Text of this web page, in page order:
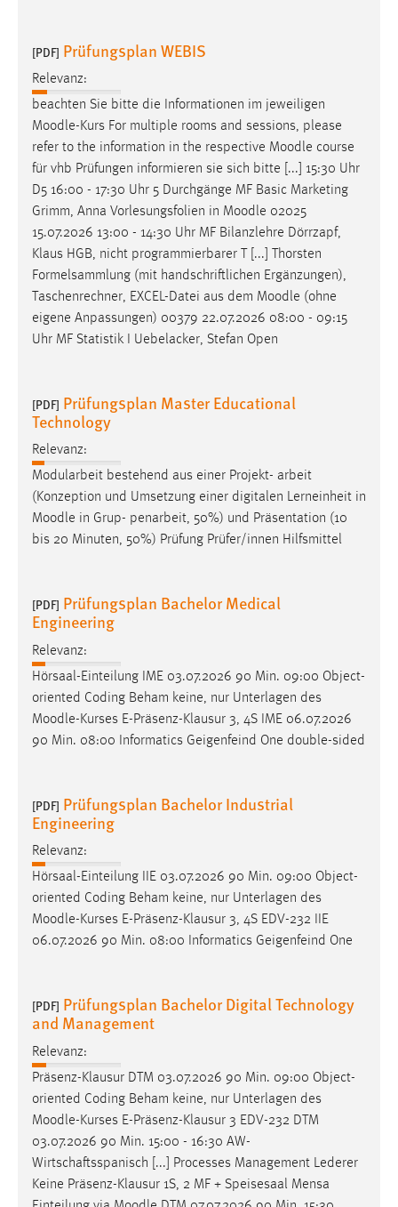
[PDF] Prüfungsplan WEBIS
Relevanz:
beachten Sie bitte die Informationen im jeweiligen
Moodle-Kurs For multiple rooms and sessions, please
refer to the information in the respective Moodle course
für vhb Prüfungen informieren sie sich bitte [...] 15:30 Uhr
D5 16:00 - 17:30 Uhr 5 Durchgänge MF Basic Marketing
Grimm, Anna Vorlesungsfolien in Moodle 02025
15.07.2026 13:00 - 14:30 Uhr MF Bilanzlehre Dörrzapf,
Klaus HGB, nicht programmierbarer T [...] Thorsten
Formelsammlung (mit handschriftlichen Ergänzungen),
Taschenrechner, EXCEL-Datei aus dem Moodle (ohne
eigene Anpassungen) 00379 22.07.2026 08:00 - 09:15
Uhr MF Statistik I Uebelacker, Stefan Open
[PDF] Prüfungsplan Master Educational
Technology
Relevanz:
Modularbeit bestehend aus einer Projekt- arbeit
(Konzeption und Umsetzung einer digitalen Lerneinheit in
Moodle in Grup- penarbeit, 50%) und Präsentation (10
bis 20 Minuten, 50%) Prüfung Prüfer/innen Hilfsmittel
[PDF] Prüfungsplan Bachelor Medical
Engineering
Relevanz:
Hörsaal-Einteilung IME 03.07.2026 90 Min. 09:00 Object-
oriented Coding Beham keine, nur Unterlagen des
Moodle-Kurses E-Präsenz-Klausur 3, 4S IME 06.07.2026
90 Min. 08:00 Informatics Geigenfeind One double-sided
[PDF] Prüfungsplan Bachelor Industrial
Engineering
Relevanz:
Hörsaal-Einteilung IIE 03.07.2026 90 Min. 09:00 Object-
oriented Coding Beham keine, nur Unterlagen des
Moodle-Kurses E-Präsenz-Klausur 3, 4S EDV-232 IIE
06.07.2026 90 Min. 08:00 Informatics Geigenfeind One
[PDF] Prüfungsplan Bachelor Digital Technology
and Management
Relevanz:
Präsenz-Klausur DTM 03.07.2026 90 Min. 09:00 Object-
oriented Coding Beham keine, nur Unterlagen des
Moodle-Kurses E-Präsenz-Klausur 3 EDV-232 DTM
03.07.2026 90 Min. 15:00 - 16:30 AW-
Wirtschaftsspanisch [...] Processes Management Lederer
Keine Präsenz-Klausur 1S, 2 MF + Speisesaal Mensa
Dieser Cookie ist notwendig um sich an der Website
einloggen zu können.
Cookie Laufzeit:
24 Stunden
STATISTIK
Statistik Cookies erfassen Informationen anonym.
Diese Informationen helfen uns zu verstehen, wie
unsere Besucher unsere Website nutzen.
Matomo
Name:
Zugriffsstatistik
Cookie Laufzeit:
Max. 13 Monate
MARKETING
Sie tun dies, indem sie Besucher über Websites
hinweg verfolgen.
Google Ads
Name:
_gcl_au
Zweck:
Conversion-Tracking
Cookie Laufzeit:
3 Monate
Facebook Pixel
Anbieter:
Zweck:
Conversion-Tracking
Cookie Laufzeit:
3 Monate